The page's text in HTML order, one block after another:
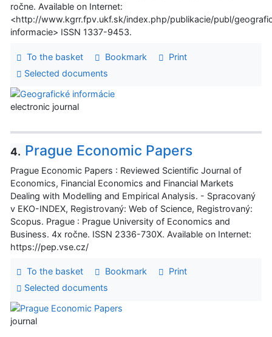
ročne. Available on Internet:
<http://www.kgrr.fpv.ukf.sk/index.php/publikacie/publ/
informacie> ISSN 1337-9453.
To the basket Bookmark
Print
Selected documents
electronic journal
4. Prague Economic Papers
Prague Economic Papers : Reviewed Scientific Journal of
Economics, Financial Economics and Financial Markets
Dealing with Modelling and Empirical Analysis. - Spracovaný
v EKO-INDEX, Registrovaný: Web of Science, Registrovaný:
Scopus. Prague : Prague University of Economics and
Business. 4x ročne. ISSN 2336-730X. Available on Internet:
https://pep.vse.cz/
To the basket Bookmark
Print
Selected documents
journal